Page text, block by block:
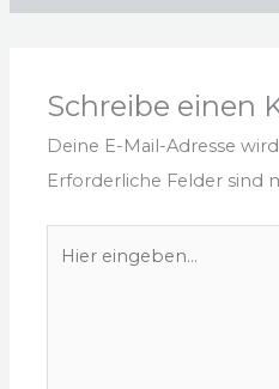
Schreibe einen
Deine E-Mail-Adresse
Erforderliche Felder sind